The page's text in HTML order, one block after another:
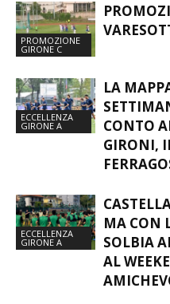
PROMOZIONE
GIRONE C
ECCELLENZA
GIRONE A
LA
CONTO
GIRONI,
ECCELLENZA
GIRONE A
MA CON
SOLBIA
AL